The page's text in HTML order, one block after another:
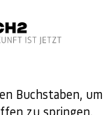
Buchstaben,
zu springen.